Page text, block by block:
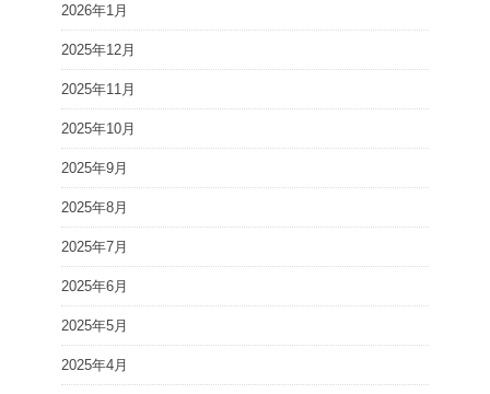
2026年1月
2025年12月
2025年11月
2025年10月
2025年9月
2025年8月
2025年7月
2025年6月
2025年5月
2025年4月